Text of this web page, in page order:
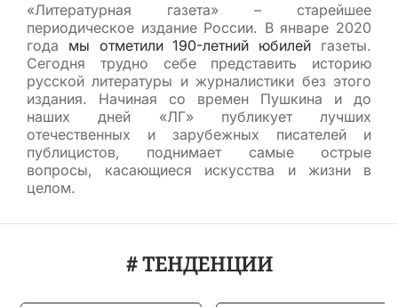
«Литературная газета» – старейшее
периодическое издание России. В январе 2020
года мы отметили 190-летний юбилей газеты.
Сегодня трудно себе представить историю
русской литературы и журналистики без этого
издания. Начиная со времен Пушкина и до
наших дней «ЛГ» публикует лучших
отечественных и зарубежных писателей и
публицистов, поднимает самые острые
вопросы, касающиеся искусства и жизни в
целом.
# ТЕНДЕНЦИИ